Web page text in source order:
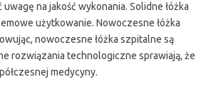
na jakość wykonania. Solidne łóżka
użytkowanie. Nowoczesne łóżka
nowoczesne łóżka szpitalne są
rozwiązania technologiczne sprawiają, że
medycyny.